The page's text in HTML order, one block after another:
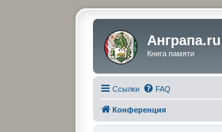
Анграпа.ru
Книга памяти
Ссылки FAQ
Конференция